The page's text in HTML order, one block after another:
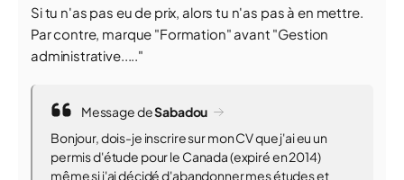
Si tu n'as pas eu de prix, alors tu n'as pas à en mettre.
Par contre, marque "Formation" avant "Gestion
administrative....."
Message deSabadou
Bonjour, dois-je inscrire sur mon CV que j'ai eu un
permis d'étude pour le Canada (expiré en 2014)
même si j'ai décidé d'abandonner mes études et